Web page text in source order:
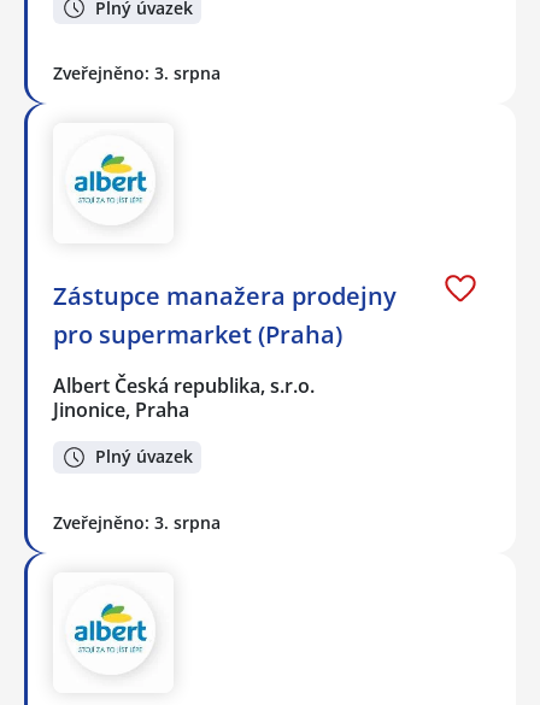
Plný úvazek
Zveřejněno: 3. srpna
Zástupce manažera prodejny
pro supermarket (Praha)
Albert Česká republika, s.r.o.
Jinonice, Praha
Plný úvazek
Zveřejněno: 3. srpna